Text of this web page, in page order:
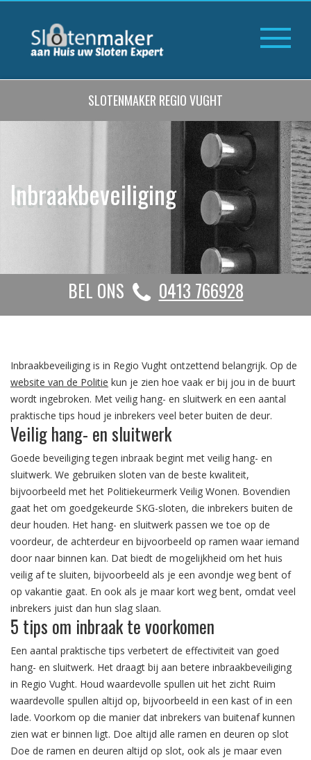
SLOTENMAKER REGIO VUGHT
Inbraakbeveiliging
BEL ONS 0413 766928
Inbraakbeveiliging is in Regio Vught ontzettend belangrijk. Op de
website van de Politie kun je zien hoe vaak er bij jou in de buurt
wordt ingebroken. Met veilig hang- en sluitwerk en een aantal
praktische tips houd je inbrekers veel beter buiten de deur.
Veilig hang- en sluitwerk
Goede beveiliging tegen inbraak begint met veilig hang- en
sluitwerk. We gebruiken sloten van de beste kwaliteit,
bijvoorbeeld met het Politiekeurmerk Veilig Wonen. Bovendien
gaat het om goedgekeurde SKG-sloten, die inbrekers buiten de
deur houden. Het hang- en sluitwerk passen we toe op de
voordeur, de achterdeur en bijvoorbeeld op ramen waar iemand
door naar binnen kan. Dat biedt de mogelijkheid om het huis
veilig af te sluiten, bijvoorbeeld als je een avondje weg bent of
op vakantie gaat. En ook als je maar kort weg bent, omdat veel
inbrekers juist dan hun slag slaan.
5 tips om inbraak te voorkomen
Een aantal praktische tips verbetert de effectiviteit van goed
hang- en sluitwerk. Het draagt bij aan betere inbraakbeveiliging
in Regio Vught. Houd waardevolle spullen uit het zicht Ruim
waardevolle spullen altijd op, bijvoorbeeld in een kast of in een
lade. Voorkom op die manier dat inbrekers van buitenaf kunnen
zien wat er binnen ligt. Doe altijd alle ramen en deuren op slot
Doe de ramen en deuren altijd op slot, ook als je maar even